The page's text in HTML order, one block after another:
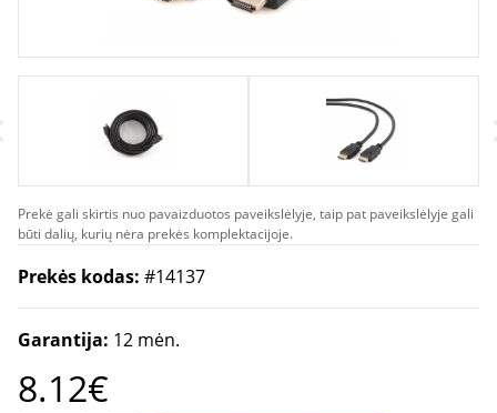
Prekė gali skirtis nuo pavaizduotos paveikslėlyje, taip pat paveikslėlyje gali
būti dalių, kurių nėra prekės komplektacijoje.
Prekės kodas: #14137
Garantija: 12 mėn.
8.12€